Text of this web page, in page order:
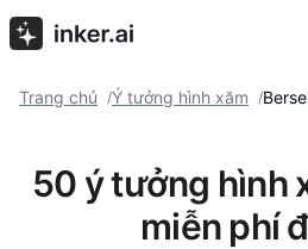
Trang chủ /Ý tưởng hình xăm /
50 ý tưởng hình
miễn phí